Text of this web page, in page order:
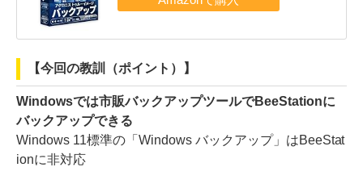
【今回の教訓（ポイント）】
Windowsでは市販バックアップツールでBeeStationに
バックアップできる
Windows 11標準の「Windows バックアップ」はBeeStat
ionに非対応